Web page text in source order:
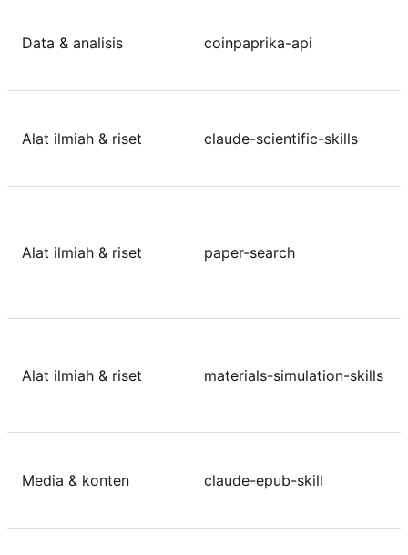
Data & analisis coinpaprika-api
Alat ilmiah & riset claude-scientific-skills
Alat ilmiah & riset paper-search
Alat ilmiah & riset materials-simulation-skills
Media & konten claude-epub-skill